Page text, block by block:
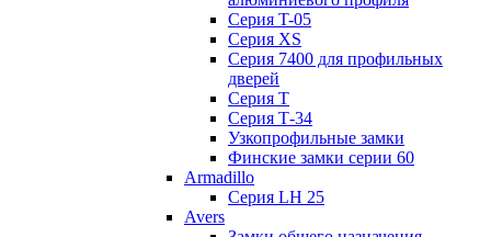
Серия T-05
Серия XS
Серия 7400 для профильных
дверей
Серия Т
Серия Т-34
Узкопрофильные замки
Финские замки серии 60
Armadillo
Серия LH 25
Avers